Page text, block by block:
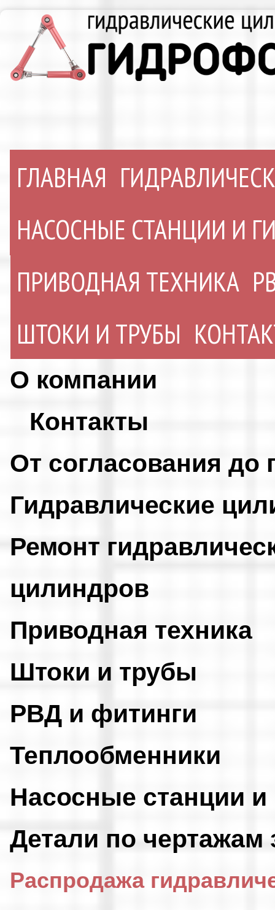
ГЛАВНАЯ
НАСОСНЫЕ СТАНЦИИ И
ПРИВОДНАЯ ТЕХНИКА
ШТОКИ И ТРУБЫ
О компании
Контакты
От согласования до
Гидравлические
Ремонт
цилиндров
Приводная техника
Штоки и трубы
РВД и фитинги
Теплообменники
Насосные станции
Детали по чертажам
Распродажа